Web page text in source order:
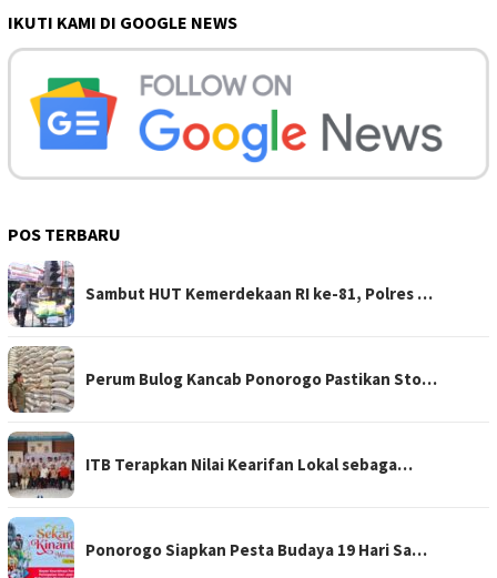
IKUTI KAMI DI GOOGLE NEWS
POS TERBARU
Sambut HUT Kemerdekaan RI ke-81, Polres …
Perum Bulog Kancab Ponorogo Pastikan Sto…
ITB Terapkan Nilai Kearifan Lokal sebaga…
Ponorogo Siapkan Pesta Budaya 19 Hari Sa…